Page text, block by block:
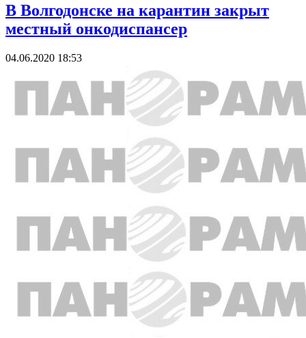
В Волгодонске на карантин закрыт
местный онкодиспансер
04.06.2020 18:53